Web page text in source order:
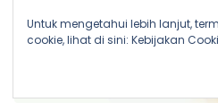
Untuk mengetahui lebih lanjut,
cookie, lihat di sini: Kebijakan